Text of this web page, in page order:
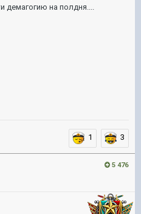
демагогию на полдня....
1 3
5 476